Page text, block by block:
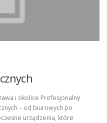
i okolice Profesjonalny
– od biurowych po
urządzenia, które